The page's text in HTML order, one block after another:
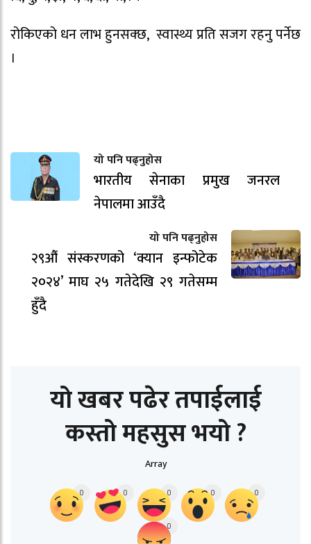
रोकिएको धन लाभ हुनसक्छ, स्वास्थ्य प्रति सजग रहनु पर्नेछ
।
यो पनि पढ्नुहोस
भारतीय सेनाका प्रमुख जनरल
नेपालमा आउँदै
यो पनि पढ्नुहोस
२९औं संस्करणको ‘क्यान इन्फोटेक
२०२४’ माघ २५ गतेदेखि २९ गतेसम्म
हुँदै
यो खबर पढेर तपाईलाई
कस्तो महसुस भयो ?
Array
0 0 0 0 0
0